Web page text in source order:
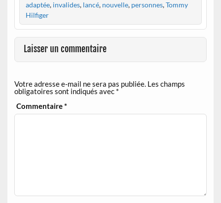
adaptée, invalides, lancé, nouvelle, personnes,Tommy
Hilfiger
Laisser un commentaire
Votre adresse e-mail ne sera pas publiée. Les champs
obligatoires sont indiqués avec *
Commentaire*